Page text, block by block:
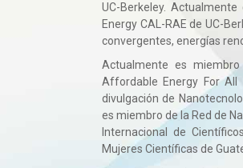
UC-Berkeley.
Energy CAL-RAE de UC-
convergentes, energías
Actualmente es miembro
Affordable Energy For All
divulgación de
es miembro de la Red de
Internacional de
Mujeres Científicas de